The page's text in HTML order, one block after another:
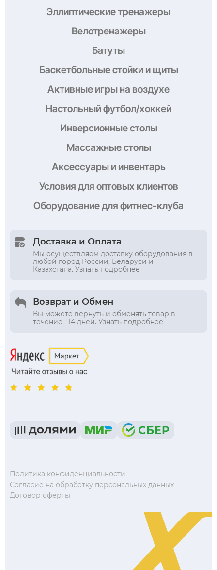
Эллиптические тренажеры
Велотренажеры
Батуты
Баскетбольные стойки и щиты
Активные игры на воздухе
Настольный футбол/хоккей
Инверсионные столы
Массажные столы
Аксессуары и инвентарь
Условия для оптовых клиентов
Оборудованиедля фитнес-клуба
Доставка и Оплата
Мы осуществляем доставку оборудования в
любой город России, Беларуси и
Казахстана. Узнать подробнее
Возврат и Обмен
Вы можете вернуть и обменять товар в
течение 14 дней. Узнать подробнее
Политика конфиденциальности
Согласие на обработку персональных данных
Договор оферты